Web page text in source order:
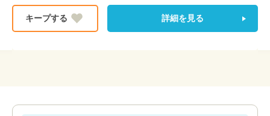
詳細を見る